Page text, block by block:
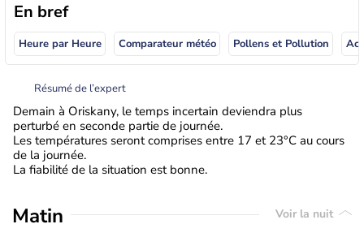
En bref
Heure par Heure Comparateur météo Pollens et Pollution
Résumé de l’expert
Demain à Oriskany, le temps incertain deviendra plus
perturbé en seconde partie de journée.
Les températures seront comprises entre 17 et 23°C au cours
de la journée.
La fiabilité de la situation est bonne.
Matin Voir la nuit